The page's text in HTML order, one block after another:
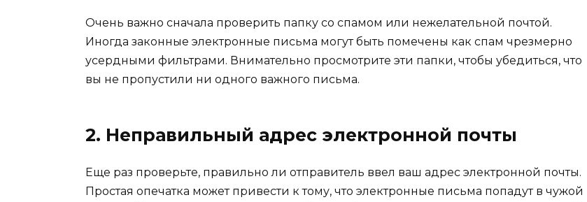
Очень важно сначала проверить папку со спамом или нежелательной почтой.
Иногда законные электронные письма могут быть помечены как спам чрезмерно
усердными фильтрами. Внимательно просмотрите эти папки, чтобы убедиться, что
вы не пропустили ни одного важного письма.
2. Неправильный адрес электронной почты
Еще раз проверьте, правильно ли отправитель ввел ваш адрес электронной почты.
Простая опечатка может привести к тому, что электронные письма попадут в чужой